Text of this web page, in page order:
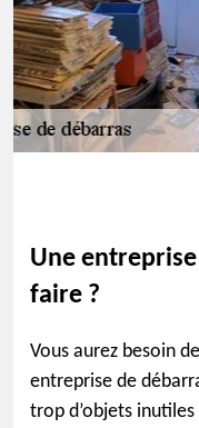
Une
faire ?
Vous aurez besoin
entreprise de
trop d’objets